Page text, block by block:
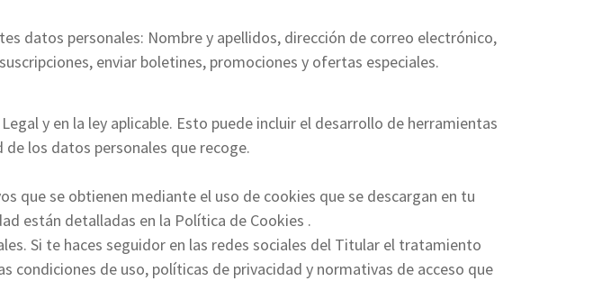
datos personales: Nombre y apellidos, dirección de correo electrónico,
enviar boletines, promociones y ofertas especiales.
y en la ley aplicable. Esto puede incluir el desarrollo de herramientas
los datos personales que recoge.
que se obtienen mediante el uso de cookies que se descargan en tu
están detalladas en la Política de Cookies .
Si te haces seguidor en las redes sociales del Titular el tratamiento
condiciones de uso, políticas de privacidad y normativas de acceso que